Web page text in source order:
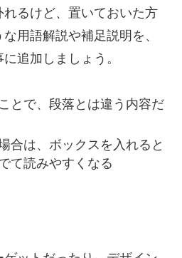
るけど、置いておいた方
用語解説や補足説明を、
追加しましょう。
とで、段落とは違う内容だ
合は、ボックスを入れると
て読みやすくなる